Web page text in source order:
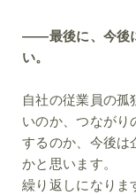
――最後に、今後
い。
自社の従業員の
いのか、つながり
するのか、今後は
かと思います。
繰り返しになりま